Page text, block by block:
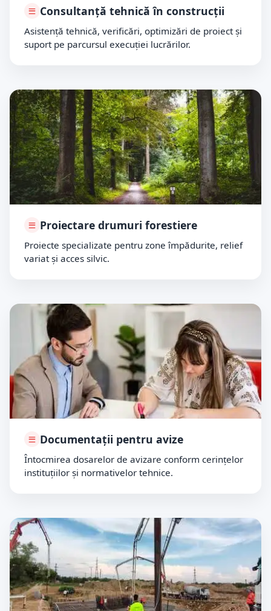
Consultanță tehnică în construcții
Asistență tehnică, verificări, optimizări de proiect și
suport pe parcursul execuției lucrărilor.
Proiectare drumuri forestiere
Proiecte specializate pentru zone împădurite, relief
variat și acces silvic.
Documentații pentru avize
Întocmirea dosarelor de avizare conform cerințelor
instituțiilor și normativelor tehnice.